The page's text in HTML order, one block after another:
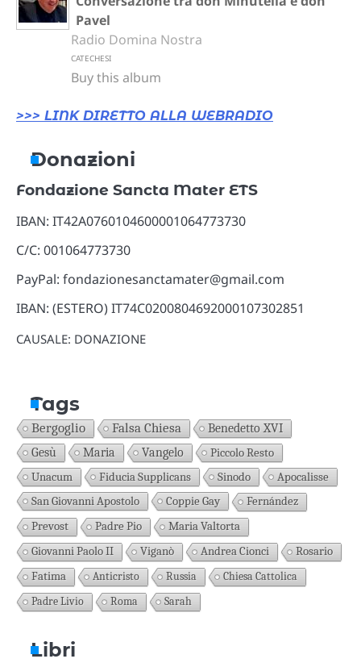
Pavel
Radio Domina Nostra
CATECHESI
Buy this album
>>> LINK DIRETTO ALLA WEBRADIO
Donazioni
Fondazione Sancta Mater ETS
IBAN: IT42A0760104600001064773730
C/C: 001064773730
PayPal: fondazionesanctamater@gmail.com
IBAN: (ESTERO) IT74C0200804692000107302851
CAUSALE: DONAZIONE
Tags
Bergoglio Falsa Chiesa Benedetto XVI
Gesù Maria Vangelo
Piccolo Resto
Unacum
Fiducia Supplicans Sinodo
Apocalisse
San Giovanni Apostolo
Coppie Gay
Fernández
Prevost
Padre Pio
Maria Valtorta
Giovanni Paolo II
Viganò Andrea Cionci
Rosario
Fatima
Anticristo Russia
Chiesa Cattolica
Padre Livio
Roma Sarah
Libri